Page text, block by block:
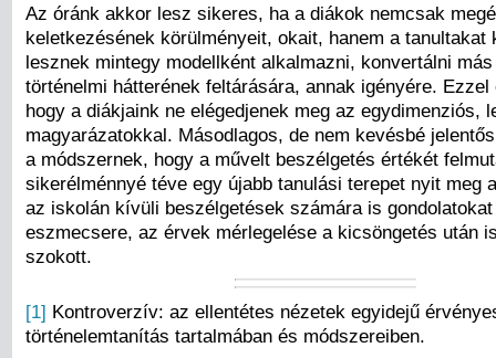
Az óránk akkor lesz sikeres, ha a diákok nemcsak
keletkezésének körülményeit, okait, hanem a tanultakat
lesznek mintegy modellként alkalmazni, konvertálni
történelmi hátterének feltárására, annak igényére. Ezzel
hogy a diákjaink ne elégedjenek meg az egydimenziós,
magyarázatokkal. Másodlagos, de nem kevésbé
a módszernek, hogy a művelt beszélgetés értékét
sikerélménnyé téve egy újabb tanulási terepet nyit meg
az iskolán kívüli beszélgetések számára is
eszmecsere, az érvek mérlegelése a kicsöngetés után
szokott.
[1] Kontroverzív: az ellentétes nézetek egyidejű
történelemtanítás tartalmában és módszereiben.